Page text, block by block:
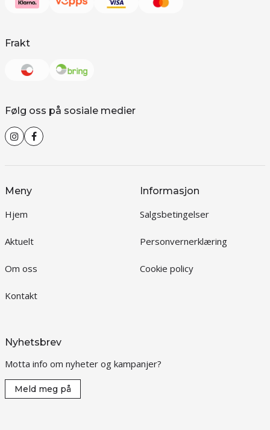
Frakt
Følg oss på sosiale medier
Meny
Hjem
Aktuelt
Om oss
Kontakt
Informasjon
Salgsbetingelser
Personvernerklæring
Cookie policy
Nyhetsbrev
Motta info om nyheter og kampanjer?
Meld meg på